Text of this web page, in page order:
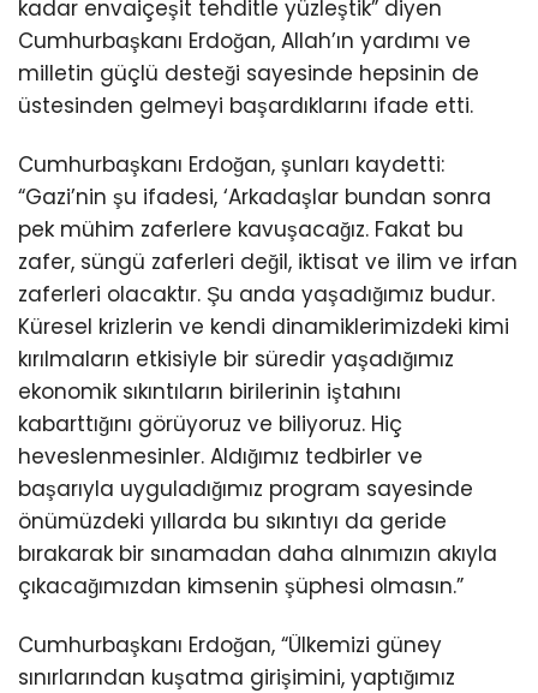
kadar envaiçeşit tehditle yüzleştik” diyen
Cumhurbaşkanı Erdoğan, Allah’ın yardımı ve
milletin güçlü desteği sayesinde hepsinin de
üstesinden gelmeyi başardıklarını ifade etti.
Cumhurbaşkanı Erdoğan, şunları kaydetti:
“Gazi’nin şu ifadesi, ‘Arkadaşlar bundan sonra
pek mühim zaferlere kavuşacağız. Fakat bu
zafer, süngü zaferleri değil, iktisat ve ilim ve irfan
zaferleri olacaktır. Şu anda yaşadığımız budur.
Küresel krizlerin ve kendi dinamiklerimizdeki kimi
kırılmaların etkisiyle bir süredir yaşadığımız
ekonomik sıkıntıların birilerinin iştahını
kabarttığını görüyoruz ve biliyoruz. Hiç
heveslenmesinler. Aldığımız tedbirler ve
başarıyla uyguladığımız program sayesinde
önümüzdeki yıllarda bu sıkıntıyı da geride
bırakarak bir sınamadan daha alnımızın akıyla
çıkacağımızdan kimsenin şüphesi olmasın.”
Cumhurbaşkanı Erdoğan, “Ülkemizi güney
sınırlarından kuşatma girişimini, yaptığımız